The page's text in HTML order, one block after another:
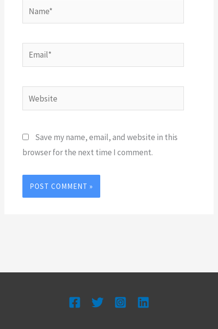
Name*
Email*
Website
Save my name, email, and website in this
browser for the next time I comment.